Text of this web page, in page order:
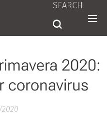
SEARCH
2020:
coronavirus